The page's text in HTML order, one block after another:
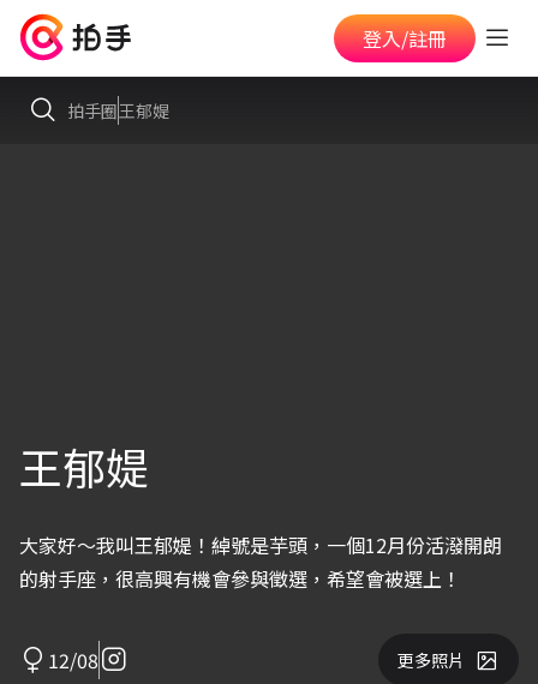
登入/註冊
拍手圈王郁媞
王郁媞
大家好～我叫王郁媞！綽號是芋頭，一個12月份活潑開朗
的射手座，很高興有機會參與徵選，希望會被選上！
12/08 更多照片